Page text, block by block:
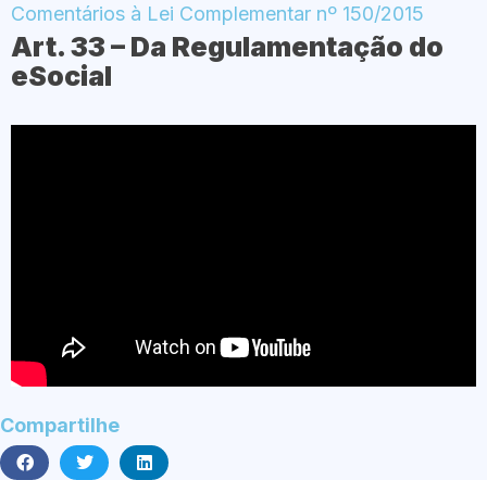
Comentários à Lei Complementar nº 150/2015
Art. 33 – Da Regulamentação do
eSocial
Compartilhe